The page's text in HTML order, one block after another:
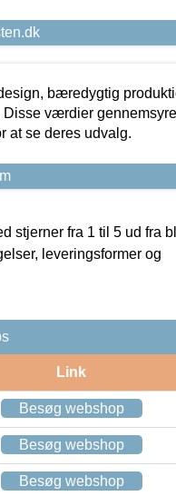
bæredygtig
værdier
at se deres udvalg.
stjerner fra 1 til 5 ud fra
leveringsformer og
Link
Besøg webshop
Besøg webshop
Besøg webshop